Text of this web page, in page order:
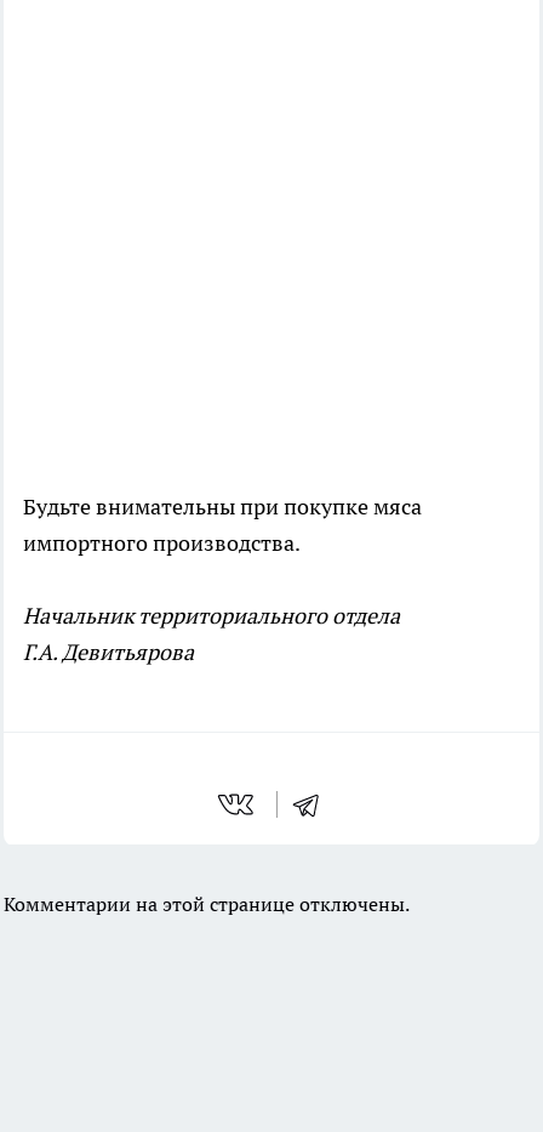
Будьте внимательны при покупке мяса
импортного производства.
Начальник территориального отдела
Г.А. Девитьярова
Комментарии на этой странице отключены.